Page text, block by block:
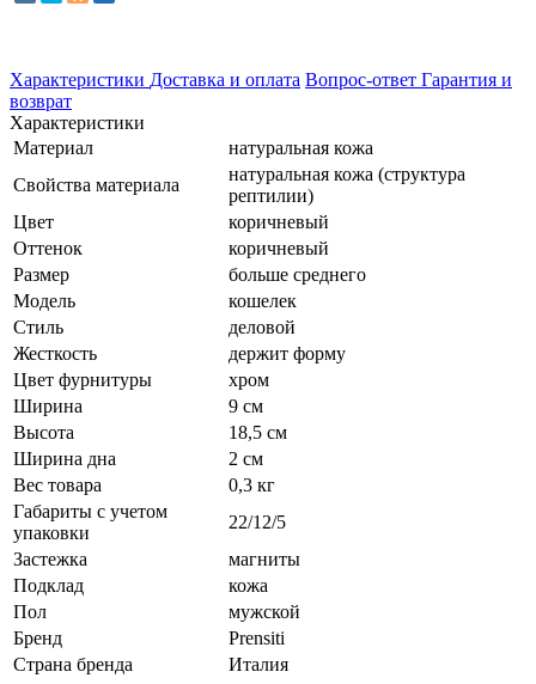
Характеристики Доставка и оплата Вопрос-ответ Гарантия и
возврат
Характеристики
Материал
натуральная кожа
Свойства материала
натуральная кожа (структура
рептилии)
Цвет
коричневый
Оттенок
коричневый
Размер
больше среднего
Модель
кошелек
Стиль
деловой
Жесткость
держит форму
Цвет фурнитуры
хром
Ширина
9 см
Высота
18,5 см
Ширина дна
2 см
Вес товара
0,3 кг
Габариты с учетом
упаковки
22/12/5
Застежка
магниты
Подклад
кожа
Пол
мужской
Бренд
Prensiti
Страна бренда
Италия